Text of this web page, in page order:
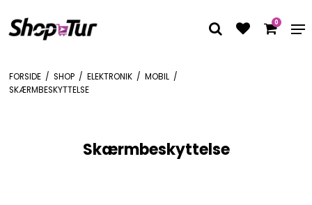
0
FORSIDE / SHOP / ELEKTRONIK / MOBIL /
SKÆRMBESKYTTELSE
Skærmbeskyttelse